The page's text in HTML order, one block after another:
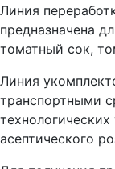
Линия
предназначена
томатный сок,
Линия
транспортными
асептического